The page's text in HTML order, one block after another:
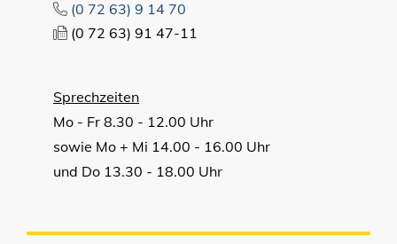
(0 72 63) 9 14 70
(0 72 63) 91 47-11
Sprechzeiten
Mo - Fr 8.30 - 12.00 Uhr
sowie Mo + Mi 14.00 - 16.00 Uhr
und Do 13.30 - 18.00 Uhr